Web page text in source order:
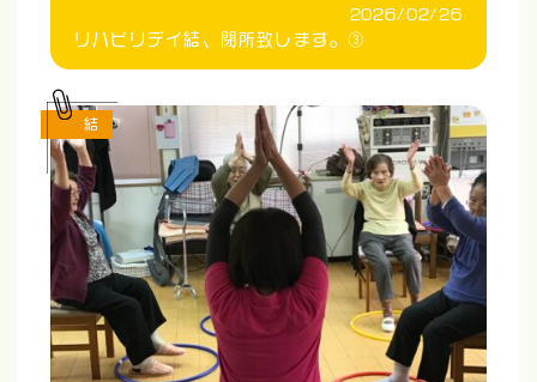
2026/02/26
リハビリデイ結、閉所致します。③
結